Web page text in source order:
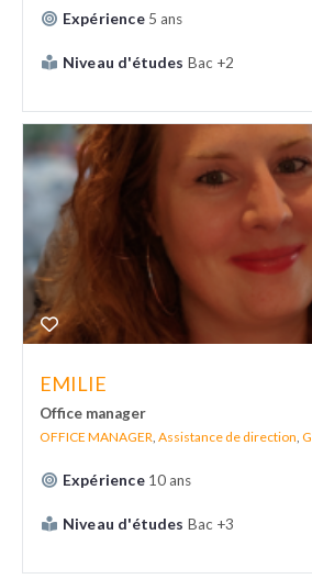
Expérience 5 ans
Niveau d'études Bac +2
EMILIE
Office manager
OFFICE MANAGER Assistance de direction
Expérience 10 ans
Niveau d'études Bac +3